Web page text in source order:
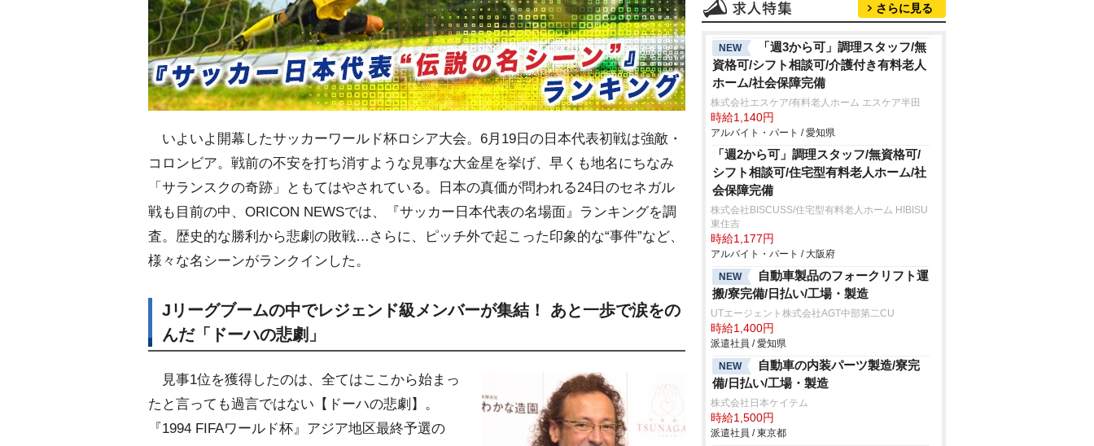
いよいよ開幕したサッカーワールド杯ロシア大会。6月19日の日本代表初戦は強敵・
コロンビア。戦前の不安を打ち消すような見事な大金星を挙げ、早くも地名にちなみ
「サランスクの奇跡」ともてはやされている。日本の真価が問われる24日のセネガル
戦も目前の中、ORICON NEWSでは、『サッカー日本代表の名場面』ランキングを調
査。歴史的な勝利から悲劇の敗戦…さらに、ピッチ外で起こった印象的な“事件”など、
様々な名シーンがランクインした。
Jリーグブームの中でレジェンド級メンバーが集結！ あと一歩で涙をの
んだ「ドーハの悲劇」
見事1位を獲得したのは、全てはここから始まっ
たと言っても過言ではない【ドーハの悲劇】。
『1994 FIFAワールド杯』アジア地区最終予選の
さらに見る
NEW
「週3から可」調理スタッフ/無
資格可/シフト相談可/介護付き有料老人
ホーム/社会保障完備
株式会社エスケア/有料老人ホーム エスケア半田
時給1,140円
アルバイト・パート / 愛知県
「週2から可」調理スタッフ/無資格可/
シフト相談可/住宅型有料老人ホーム/社
会保障完備
株式会社BISCUSS/住宅型有料老人ホーム HIBISU
東住吉
時給1,177円
アルバイト・パート / 大阪府
NEW
自動車製品のフォークリフト運
搬/寮完備/日払い/工場・製造
UTエージェント株式会社AGT中部第二CU
時給1,400円
派遣社員 / 愛知県
NEW
自動車の内装パーツ製造/寮完
備/日払い/工場・製造
株式会社日本ケイテム
時給1,500円
派遣社員 / 東京都